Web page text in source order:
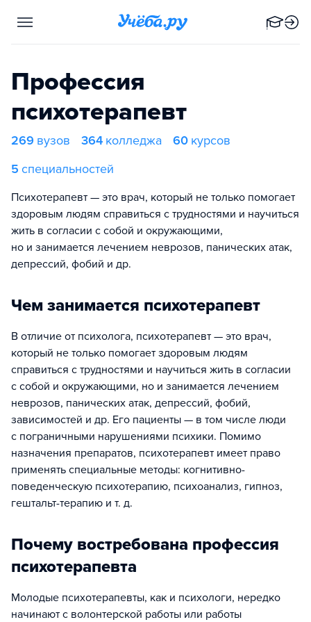
Профессия
психотерапевт
269 вузов 364 колледжа 60 курсов
5 специальностей
Психотерапевт — это врач, который не только помогает
здоровым людям справиться с трудностями и научиться
жить в согласии с собой и окружающими,
но и занимается лечением неврозов, панических атак,
депрессий, фобий и др.
Чем занимается психотерапевт
В отличие от психолога, психотерапевт — это врач,
который не только помогает здоровым людям
справиться с трудностями и научиться жить в согласии
с собой и окружающими, но и занимается лечением
неврозов, панических атак, депрессий, фобий,
зависимостей и др. Его пациенты — в том числе люди
с пограничными нарушениями психики. Помимо
назначения препаратов, психотерапевт имеет право
применять специальные методы: когнитивно-
поведенческую психотерапию, психоанализ, гипноз,
гештальт-терапию и т. д.
Почему востребована профессия
психотерапевта
Молодые психотерапевты, как и психологи, нередко
начинают с волонтерской работы или работы